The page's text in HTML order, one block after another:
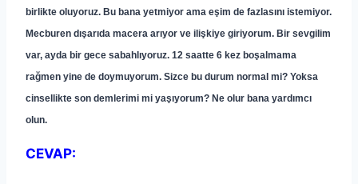
birlikte oluyoruz. Bu bana yetmiyor ama eşim de fazlasını istemiyor.
Mecburen dışarıda macera arıyor ve ilişkiye giriyorum. Bir sevgilim
var, ayda bir gece sabahlıyoruz. 12 saatte 6 kez boşalmama
rağmen yine de doymuyorum. Sizce bu durum normal mi? Yoksa
cinsellikte son demlerimi mi yaşıyorum? Ne olur bana yardımcı
olun.
CEVAP: